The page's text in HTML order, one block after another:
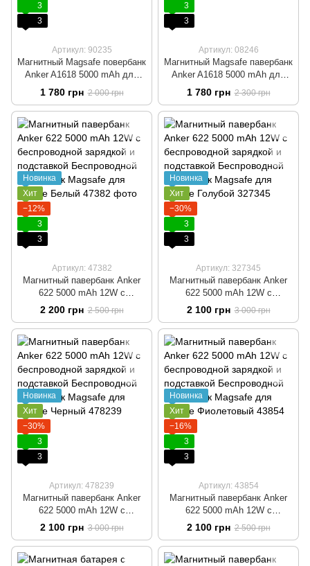
3
3
Артикул: 90235
Магнитный Magsafe повербанк
Anker A1618 5000 mAh для
iPhone с подставкой для
телефона Черный
1 780 грн 2 000 грн
3
3
Артикул: 08246
Магнитный Magsafe павербанк
Anker A1618 5000 mAh для
iPhone с подставкой для
телефона Белый
1 780 грн 2 300 грн
Новинка
Хит
−12%
3
3
Артикул: 47382
Магнитный павербанк Anker
622 5000 mAh 12W с
беспроводной зарядкой и
подставкой Беспроводной
павербанк Magsafe для
iPhone Белый
2 200 грн 2 500 грн
Новинка
Хит
−30%
3
3
Артикул: 327345
Магнитный павербанк Anker
622 5000 mAh 12W с
беспроводной зарядкой и
подставкой Беспроводной
павербанк Magsafe для
iPhone Голубой
2 100 грн 3 000 грн
Новинка
Хит
−30%
3
3
Артикул: 478239
Магнитный павербанк Anker
622 5000 mAh 12W с
беспроводной зарядкой и
подставкой Беспроводной
павербанк Magsafe для
iPhone Черный
2 100 грн 3 000 грн
Новинка
Хит
−16%
3
3
Артикул: 43854
Магнитный павербанк Anker
622 5000 mAh 12W с
беспроводной зарядкой и
подставкой Беспроводной
павербанк Magsafe для
iPhone Фиолетовый
2 100 грн 2 500 грн